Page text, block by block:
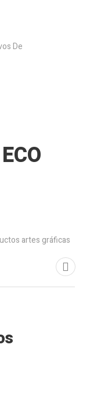
De
artes gráficas